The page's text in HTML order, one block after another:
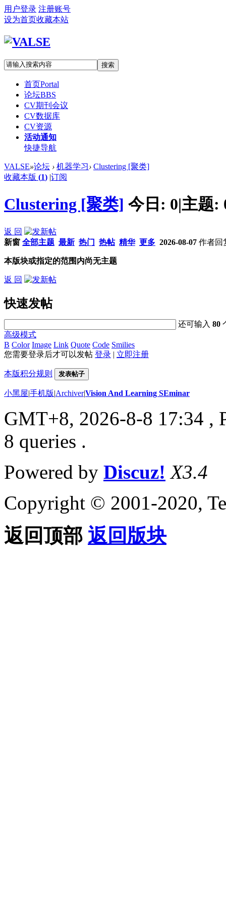
用户登录 注册账号
设为首页收藏本站
搜索
首页Portal
论坛BBS
CV期刊会议
CV数据库
CV资源
活动通知
快捷导航
VALSE»论坛 › 机器学习› Clustering [聚类]
收藏本版 (1) |订阅
Clustering [聚类] 今日: 0|主题:
返 回
新窗 全部主题 最新 热门 热帖 精华 更多 2026-08-07 作者回
本版块或指定的范围内尚无主题
返 回
快速发帖
还可输入80
高级模式
B Color Image Link Quote Code Smilies
您需要登录后才可以发帖 登录 | 立即注册
本版积分规则 发表帖子
小黑屋|手机版|Archiver|Vision And Learning SEminar
GMT+8, 2026-8-8 17:34 ,
8 queries .
Powered by Discuz! X3.4
Copyright © 2001-2020,
返回顶部 返回版块